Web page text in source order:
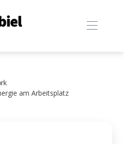
am Arbeitsplatz